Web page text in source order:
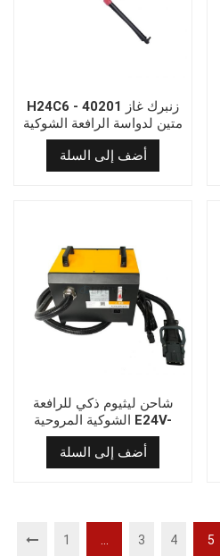
H24C6 - 40201 زنبرك غاز
متين لدواسة الرافعة الشوكية
أضف إلى السلة
شاحن ليثيوم ذكي للرافعة
الشوكية المروحية E24V-
100A-LI-422(REMA160)
أضف إلى السلة
1 ... 3 4 5